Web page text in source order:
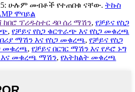
ሁሉም መብቶች የተጠበቁ ናቸው. ትኩስ
ሞባይል
ከበሮ ፕሪዱስተር ዳቦ ሰሪ ማሽን, የቻይና የስጋ
, የቻይና የስጋ ቁርጥራጭ እና የስጋ መቁረጫ
ማሽን እና የስጋ መቁረጫ, የቻይና የስጋ
መቁረጫ, የቻይና በርገር ማሽን እና የዶሮ ኑግ
እና መቁረጫ ማሽን, የአትክልት መቁረጫ